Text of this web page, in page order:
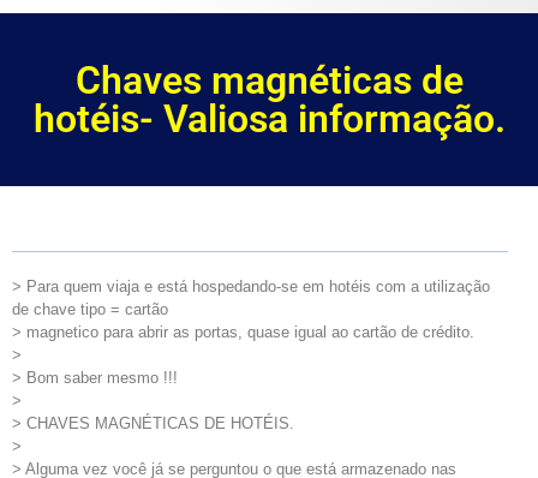
Chaves magnéticas de
hotéis- Valiosa informação.
> Para quem viaja e está hospedando-se em hotéis com a utilização
de chave tipo = cartão
> magnetico para abrir as portas, quase igual ao cartão de crédito.
>
> Bom saber mesmo !!!
>
> CHAVES MAGNÉTICAS DE HOTÉIS.
>
> Alguma vez você já se perguntou o que está armazenado nas